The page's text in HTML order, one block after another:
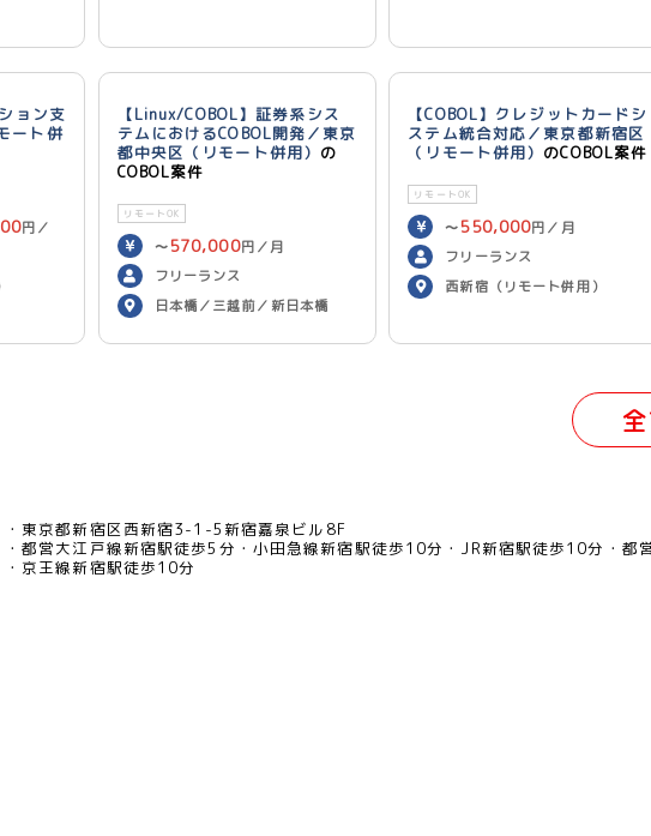
ョン支
ート併
円／
【Linux/COBOL】証券系シス
テムにおけるCOBOL開発／東京
都中央区（リモート併用） の
COBOL案件
リモートOK
〜 570,000円／月
フリーランス
日本橋／三越前／新日本橋
【COBOL】クレジットカードシ
ステム統合対応／東京都新宿区
（リモート併用） のCOBOL案件
リモートOK
〜 550,000円／月
フリーランス
西新宿（リモート併用）
東京都新宿区西新宿3-1-5新宿嘉泉ビル8F
都営大江戸線新宿駅徒歩5分 小田急線新宿駅徒歩10分 JR新宿駅徒歩10分
都
京王線新宿駅徒歩10分